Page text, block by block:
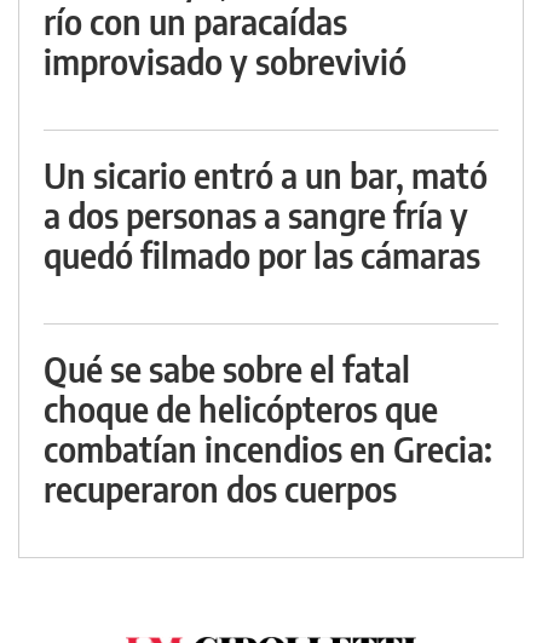
río con un paracaídas
improvisado y sobrevivió
Un sicario entró a un bar, mató
a dos personas a sangre fría y
quedó filmado por las cámaras
Qué se sabe sobre el fatal
choque de helicópteros que
combatían incendios en Grecia:
recuperaron dos cuerpos